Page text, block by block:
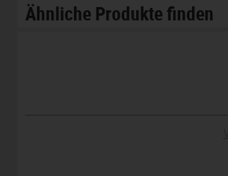
Ähnliche Produkte finden